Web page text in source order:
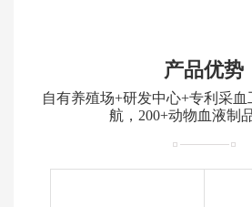
产品优势
自有养殖场+研发中心+专利采血
航，200+动物血液制